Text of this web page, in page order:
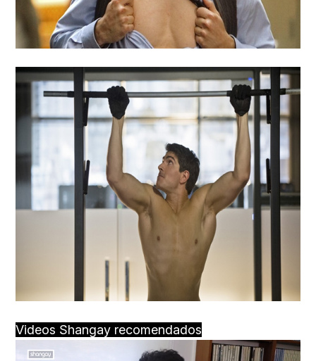
Videos Shangay recomendados